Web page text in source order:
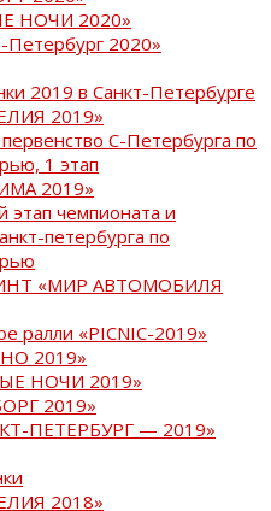
НОЧИ 2020»
Петербург 2020»
2019 в Санкт-Петербурге
2019»
С-Петербурга по
1 этап
2019»
чемпионата и
петербурга по
«МИР АВТОМОБИЛЯ
ралли «PICNIC-2019»
2019»
НОЧИ 2019»
2019»
ПЕТЕРБУРГ — 2019»
2018»